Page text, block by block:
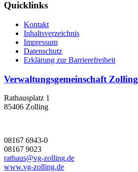
Quicklinks
Kontakt
Inhaltsverzeichnis
Impressum
Datenschutz
Erklärung zur Barrierefreiheit
Verwaltungsgemeinschaft Zolling
Rathausplatz 1
85406 Zolling
08167 6943-0
08167 9023
rathaus@vg-zolling.de
www.vg-zolling.de